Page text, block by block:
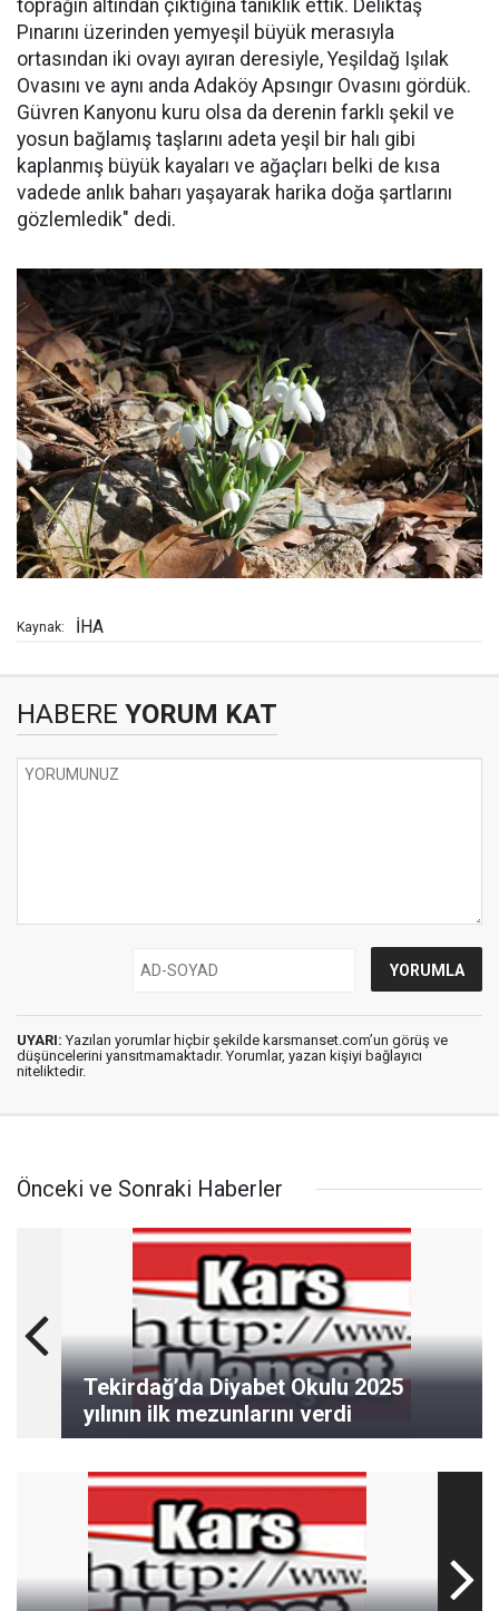
toprağın altından çıktığına tanıklık ettik. Deliktaş
Pınarını üzerinden yemyeşil büyük merasıyla
ortasından iki ovayı ayıran deresiyle, Yeşildağ Işılak
Ovasını ve aynı anda Adaköy Apsıngır Ovasını gördük.
Güvren Kanyonu kuru olsa da derenin farklı şekil ve
yosun bağlamış taşlarını adeta yeşil bir halı gibi
kaplanmış büyük kayaları ve ağaçları belki de kısa
vadede anlık baharı yaşayarak harika doğa şartlarını
gözlemledik" dedi.
Kaynak: İHA
HABERE YORUM KAT
UYARI: Yazılan yorumlar hiçbir şekilde karsmanset.com’un görüş ve
düşüncelerini yansıtmamaktadır. Yorumlar, yazan kişiyi bağlayıcı
niteliktedir.
Önceki ve Sonraki Haberler
Tekirdağ’da Diyabet Okulu 2025
yılının ilk mezunlarını verdi